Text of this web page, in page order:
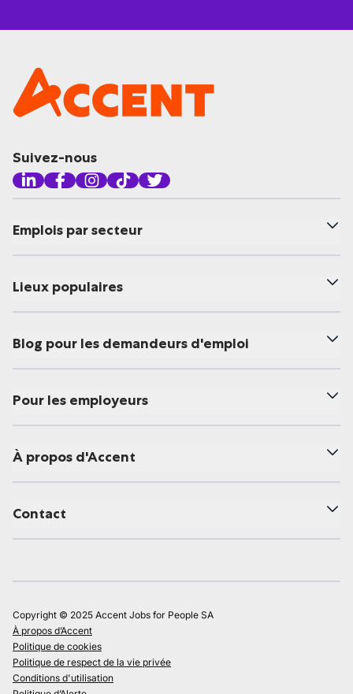
Suivez-nous
Emplois par secteur
Lieux populaires
Blog pour les demandeurs d'emploi
Pour les employeurs
À propos d'Accent
Contact
Copyright © 2025 Accent Jobs for People SA
À propos d’Accent
Politique de cookies
Politique de respect de la vie privée
Conditions d'utilisation